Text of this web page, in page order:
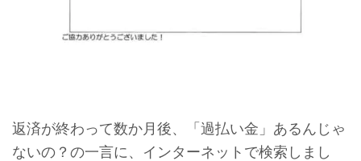
返済が終わって数か月後、「過払い金」あるんじゃ
ないの？の一言に、インターネットで検索しまし